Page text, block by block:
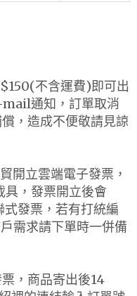
不含運費)即可出
通知，訂單取消
，造成不便敬請見諒
開立雲端電子發票，
，發票開立後會
發票，若有打統編
需求請下單時一併備
，商品寄出後14